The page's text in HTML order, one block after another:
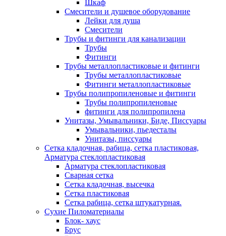
Шкаф
Смесители и душевое оборудование
Лейки для душа
Смесители
Трубы и фитинги для канализации
Трубы
Фитинги
Трубы металлопластиковые и фитинги
Трубы металлопластиковые
Фитинги металлопластиковые
Трубы полипропиленовые и фитинги
Трубы полипропиленовые
фитинги для полипропилена
Унитазы, Умывальники, Биде, Писсуары
Умывальники, пьедесталы
Унитазы, писсуары
Сетка кладочная, рабица, сетка пластиковая,
Арматура стеклопластиковая
Арматура стеклопластиковая
Сварная сетка
Сетка кладочная, высечка
Сетка пластиковая
Сетка рабица, сетка штукатурная.
Сухие Пиломатериалы
Блок- хаус
Брус